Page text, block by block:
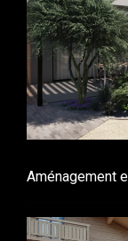
Aménagement